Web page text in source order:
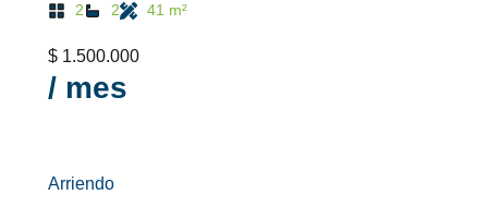
2 2 41 m²
$ 1.500.000
/ mes
Arriendo